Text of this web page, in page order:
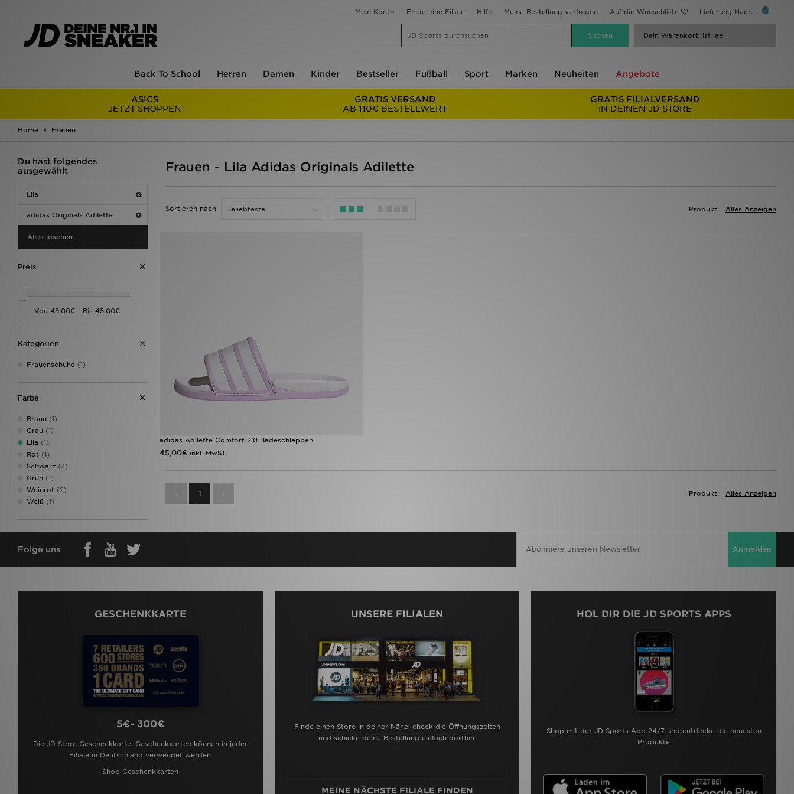
Mein Konto Finde eine Filiale Hilfe Meine Bestellung verfolgen Auf die Wunschliste Lieferung Nach...
Dein Warenkorb ist leer
Back To School Herren Damen Kinder Bestseller Fußball Sport Marken Neuheiten Angebote
ASICS
JETZT SHOPPEN
GRATIS VERSAND
AB 110€ BESTELLWERT
GRATIS FILIALVERSAND
IN DEINEN JD STORE
Home Frauen
Du hast folgendes
ausgewählt
Lila
adidas Originals Adilette
Alles löschen
Preis
Kategorien
Frauenschuhe (1)
Farbe
Braun (1)
Grau (1)
Lila (1)
Rot (1)
Schwarz (3)
Grün (1)
Weinrot (2)
Weiß (1)
Frauen - Lila Adidas Originals Adilette
Sortieren nach Alles Anzeigen
Produkt:
adidas Adilette Comfort 2.0 Badeschlappen
45,00€ inkl. MwST.
1 Alles Anzeigen
Produkt:
Folge uns Anmelden
GESCHENKKARTE
5€- 300€
Die JD Store Geschenkkarte. Geschenkkarten können in jeder
Filiale in Deutschland verwendet werden
Shop Geschenkkarten
UNSERE FILIALEN
Finde einen Store in deiner Nähe, check die Öffnungszeiten
und schicke deine Bestellung einfach dorthin.
MEINE NÄCHSTE FILIALE FINDEN
HOL DIR DIE JD SPORTS APPS
Shop mit der JD Sports App 24/7 und entdecke die neuesten
Produkte